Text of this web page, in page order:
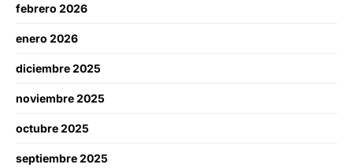
febrero 2026
enero 2026
diciembre 2025
noviembre 2025
octubre 2025
septiembre 2025